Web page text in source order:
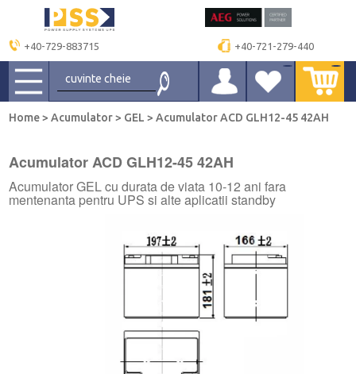
+40-729-883715 +40-721-279-440
Home>Acumulator> GEL > Acumulator ACD GLH12-45 42AH
Acumulator ACD GLH12-45 42AH
Acumulator GEL cu durata de viata 10-12 ani fara
mentenanta pentru UPS si alte aplicatii standby